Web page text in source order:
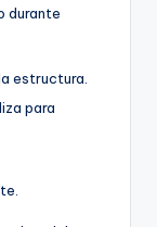
durante
estructura.
para